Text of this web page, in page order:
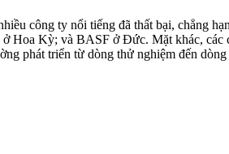
công ty nổi tiếng đã thất bại, chẳng
Hoa Kỳ; và BASF ở Đức. Mặt khác, các
phát triển từ dòng thử nghiệm đến